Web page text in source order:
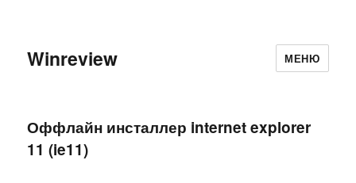
Winreview МЕНЮ
Оффлайн инсталлер internet explorer
11 (ie11)